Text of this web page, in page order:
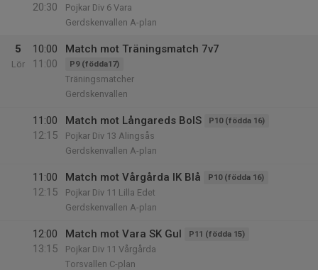
20:30
Pojkar Div 6 Vara
Gerdskenvallen A-plan
5
Lör
10:00
11:00
Match mot Träningsmatch 7v7
P9 (födda17)
Träningsmatcher
Gerdskenvallen
11:00
12:15
Match mot Långareds BoIS P10 (födda 16)
Pojkar Div 13 Alingsås
Gerdskenvallen A-plan
11:00
12:15
Match mot Vårgårda IK Blå P10 (födda 16)
Pojkar Div 11 Lilla Edet
Gerdskenvallen A-plan
12:00
13:15
Match mot Vara SK Gul P11 (födda 15)
Pojkar Div 11 Vårgårda
Torsvallen C-plan